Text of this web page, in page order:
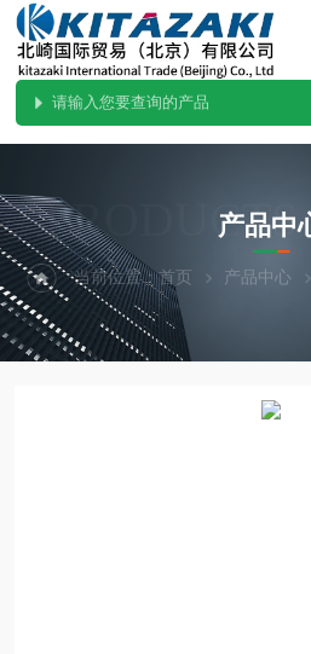
产品中
当前位置：首页 产品中心